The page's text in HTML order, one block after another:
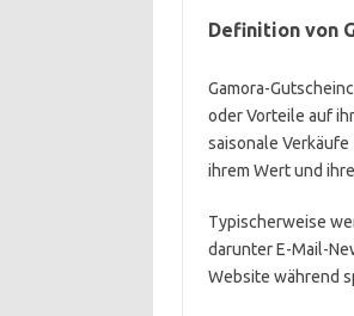
Definition von
Gamora-
oder Vorteile auf
saisonale
ihrem Wert und
Typischerweise
darunter E-Mail-
Website während